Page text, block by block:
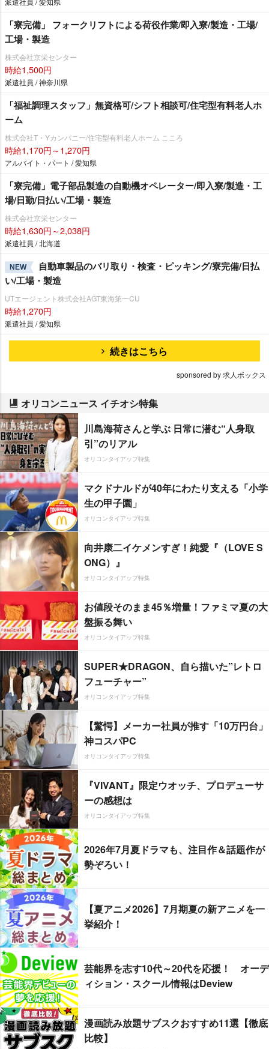
「寮完備」 フォークリフトによる荷役作業/即入寮/製造・工場/
工場・製造
株式会社京栄センター
時給1,500円
派遣社員 / 神奈川県
「福祉調理スタッフ」無資格可/シフト相談可/住宅型有料老人ホ
ーム
株式会社T・Yカンパニー/住宅型有料老人ホーム こころ
時給1,170円～1,270円
アルバイト・パート / 愛知県
「寮完備」電子部品製造の自動機オペレーター/即入寮/製造・工
場/日勤/日払い/工場・製造
株式会社京栄センター
時給1,630円～2,038円
派遣社員 / 北海道
NEW
自動車製品のバリ取り・検査・ピッキング/寮完備/日払
い/工場・製造
UTエージェント株式会社AGT東海第一CU
時給1,270円
派遣社員 / 愛知県
続きはこちら
sponsored by 求人ボックス
オリコンニュース イチオシ特集
川島海荷さんと学ぶ 日常に潜む“人身取
引”のリアル
オリコンタイアップ特集
マクドナルドが40年にわたり支える「小学
生の甲子園」
オリコンタイアップ特集
向井康二イケメンすぎ！純愛『（LOVE S
ONG）』
オリコンタイアップ特集
お値段そのまま45％増量！ファミマ夏の大
盤振る舞い
オリコンタイアップ特集
SUPER★DRAGON、自ら描いた”レトロ
フューチャー”
オリコンタイアップ特集
【驚愕】メーカー社員が推す「10万円台」
神コスパPC
オリコンタイアップ特集
『VIVANT』限定ウオッチ、プロデューサ
ーの感想は
オリコンタイアップ特集
2026年7月夏ドラマも、注目作＆話題作が
勢ぞろい！
【夏アニメ2026】7月期夏の新アニメを一
挙紹介！
芸能界を志す10代～20代を応援！ オーデ
ィション・スクール情報はDeview
漫画読み放題サブスクおすすめ11選【徹底
比較】